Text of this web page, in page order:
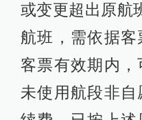
或变更超出原航
航班，需依据
客票有效期内
未使用航段非